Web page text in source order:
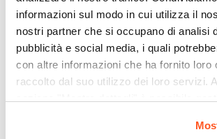
informazioni sul modo in cui utilizza il
nostri partner che si occupano di analisi
pubblicità e social media, i quali
con altre informazioni che ha fornito loro
raccolto dal suo utilizzo dei loro servizi.
momento. Per maggiori informazioni si
120 Kg
Colore Gambe
Nero
Colore Seduta
€ 146,00 € 81,20